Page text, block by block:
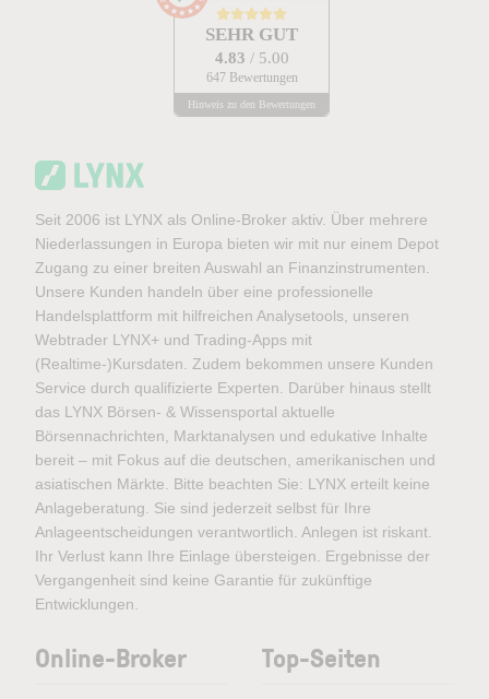
SEHR GUT
4.83 / 5.00
647 Bewertungen
Hinweis zu den Bewertungen
Seit 2006 ist LYNX als Online-Broker aktiv. Über mehrere
Niederlassungen in Europa bieten wir mit nur einem Depot
Zugang zu einer breiten Auswahl an Finanzinstrumenten.
Unsere Kunden handeln über eine professionelle
Handelsplattform mit hilfreichen Analysetools, unseren
Webtrader LYNX+ und Trading-Apps mit
(Realtime-)Kursdaten. Zudem bekommen unsere Kunden
Service durch qualifizierte Experten. Darüber hinaus stellt
das LYNX Börsen- & Wissensportal aktuelle
Börsennachrichten, Marktanalysen und edukative Inhalte
bereit – mit Fokus auf die deutschen, amerikanischen und
asiatischen Märkte. Bitte beachten Sie: LYNX erteilt keine
Anlageberatung. Sie sind jederzeit selbst für Ihre
Anlageentscheidungen verantwortlich. Anlegen ist riskant.
Ihr Verlust kann Ihre Einlage übersteigen. Ergebnisse der
Vergangenheit sind keine Garantie für zukünftige
Entwicklungen.
Online-Broker Top-Seiten